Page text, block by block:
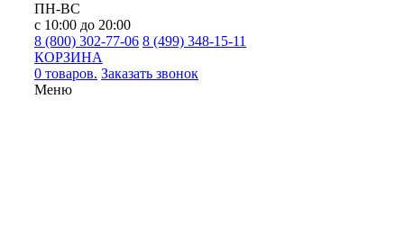
ПН-ВС
с 10:00 до 20:00
8 (800) 302-77-06 8 (499) 348-15-11
КОРЗИНА
0 товаров. Заказать звонок
Меню